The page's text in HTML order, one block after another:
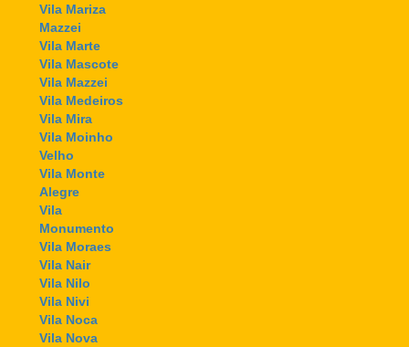
Vila Mariza
Mazzei
Vila Marte
Vila Mascote
Vila Mazzei
Vila Medeiros
Vila Mira
Vila Moinho
Velho
Vila Monte
Alegre
Vila
Monumento
Vila Moraes
Vila Nair
Vila Nilo
Vila Nivi
Vila Noca
Vila Nova